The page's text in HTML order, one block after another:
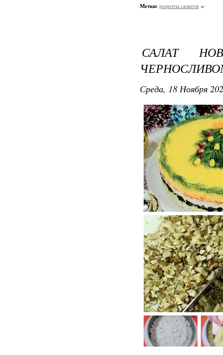
Метки: рецепты салатов
САЛАТ
Среда, 18 Ноября